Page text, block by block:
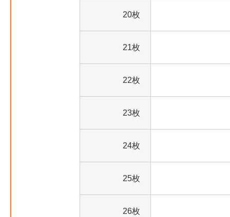
20枚
21枚
22枚
23枚
24枚
25枚
26枚